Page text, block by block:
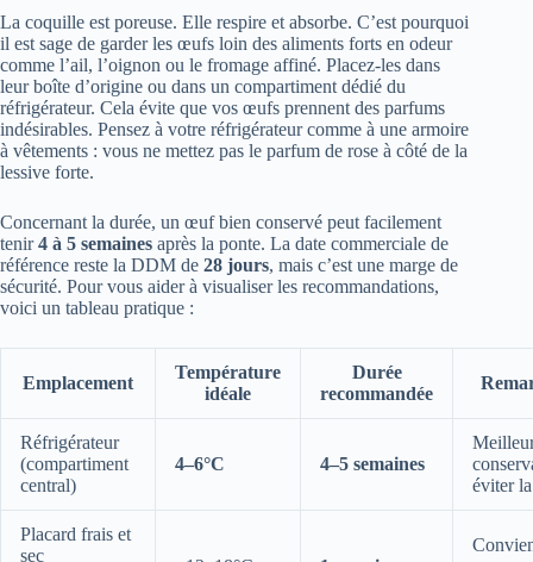
La coquille est poreuse. Elle respire et absorbe. C’est pourquoi
il est sage de garder les œufs loin des aliments forts en odeur
comme l’ail, l’oignon ou le fromage affiné. Placez-les dans
leur boîte d’origine ou dans un compartiment dédié du
réfrigérateur. Cela évite que vos œufs prennent des parfums
indésirables. Pensez à votre réfrigérateur comme à une armoire
à vêtements : vous ne mettez pas le parfum de rose à côté de la
lessive forte.
Concernant la durée, un œuf bien conservé peut facilement
tenir4 à 5 semaines après la ponte. La date commerciale de
référence reste la DDM de 28 jours, mais c’est une marge de
sécurité. Pour vous aider à visualiser les recommandations,
voici un tableau pratique :
Emplacement
Température
idéale
Durée
recommandée
Réfrigérateur
(compartiment
central)
4–6°C 4–5 semaines
éviter
Placard frais et
sec